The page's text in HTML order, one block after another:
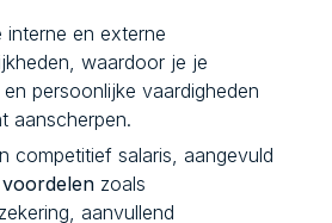
interne en externe
waardoor je je
persoonlijke vaardigheden
aanscherpen.
competitief salaris, aangevuld
zoals
aanvullend